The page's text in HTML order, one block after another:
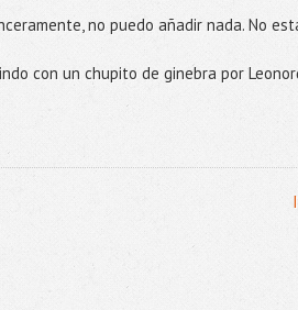
no puedo añadir nada. No
con un chupito de ginebra por